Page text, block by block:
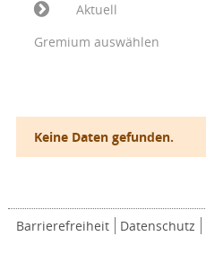
Aktuell
Gremium auswählen
Keine Daten gefunden.
Barrierefreiheit Datenschutz